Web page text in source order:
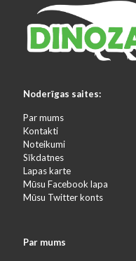
Noderīgas saites:
Par mums
Kontakti
Noteikumi
Sīkdatnes
Lapas karte
Mūsu Facebook lapa
Mūsu Twitter konts
Par mums